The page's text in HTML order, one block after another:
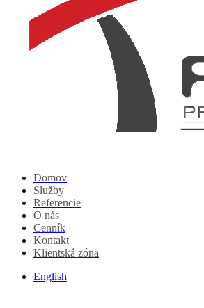
Domov
Služby
Referencie
O nás
Cenník
Kontakt
Klientská zóna
English